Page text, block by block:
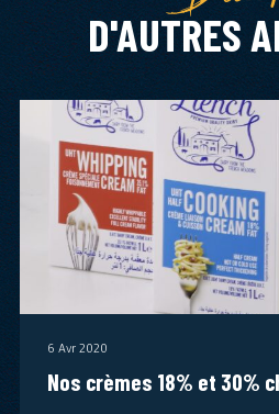
D'AUTRES
6 Avr 2020
Nos crèmes 18% et 30%